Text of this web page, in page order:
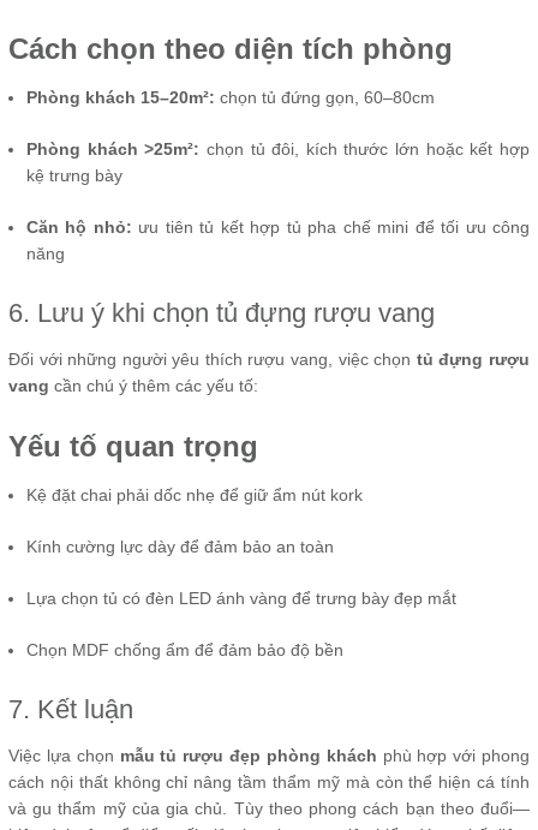
Cách chọn theo diện tích phòng
Phòng khách 15–20m²: chọn tủ đứng gọn, 60–80cm
Phòng khách >25m²: chọn tủ đôi, kích thước lớn hoặc kết hợp
kệ trưng bày
Căn hộ nhỏ: ưu tiên tủ kết hợp tủ pha chế mini để tối ưu công
năng
6. Lưu ý khi chọn tủ đựng rượu vang
Đối với những người yêu thích rượu vang, việc chọn tủ đựng rượu
vang cần chú ý thêm các yếu tố:
Yếu tố quan trọng
Kệ đặt chai phải dốc nhẹ để giữ ẩm nút kork
Kính cường lực dày để đảm bảo an toàn
Lựa chọn tủ có đèn LED ánh vàng để trưng bày đẹp mắt
Chọn MDF chống ẩm để đảm bảo độ bền
7. Kết luận
Việc lựa chọn mẫu tủ rượu đẹp phòng khách phù hợp với phong
cách nội thất không chỉ nâng tầm thẩm mỹ mà còn thể hiện cá tính
và gu thẩm mỹ của gia chủ. Tùy theo phong cách bạn theo đuổi—